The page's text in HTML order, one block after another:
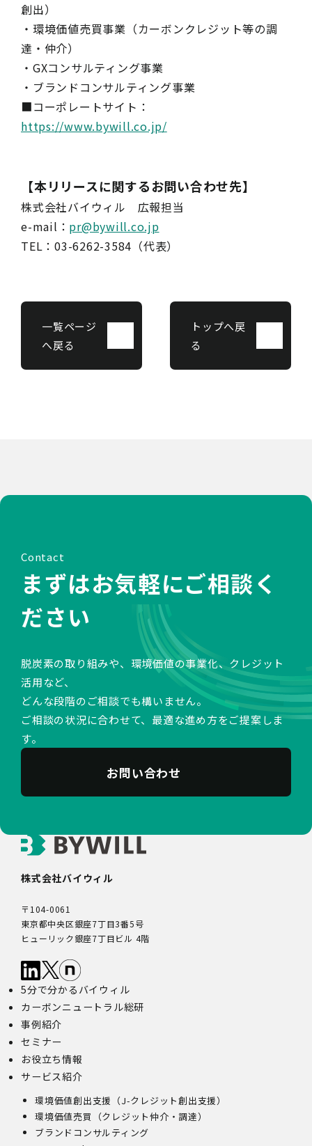
創出）
・環境価値売買事業（カーボンクレジット等の調
達・仲介）
・GXコンサルティング事業
・ブランドコンサルティング事業
■コーポレートサイト：
https://www.bywill.co.jp/
【本リリースに関するお問い合わせ先】
株式会社バイウィル 広報担当
e-mail： pr@bywill.co.jp
TEL：03-6262-3584（代表）
一覧ページ
へ戻る
トップへ戻
る
Contact
まずはお気軽にご相談く
ださい
脱炭素の取り組みや、環境価値の事業化、クレジット
活用など、
どんな段階のご相談でも構いません。
ご相談の状況に合わせて、最適な進め方をご提案しま
す。
お問い合わせ
株式会社バイウィル
〒104-0061
東京都中央区銀座7丁目3番5号
ヒューリック銀座7丁目ビル 4階
5分で分かるバイウィル
カーボンニュートラル総研
事例紹介
セミナー
お役立ち情報
サービス紹介
環境価値創出支援（J-クレジット創出支援）
環境価値売買（クレジット仲介・調達）
ブランドコンサルティング